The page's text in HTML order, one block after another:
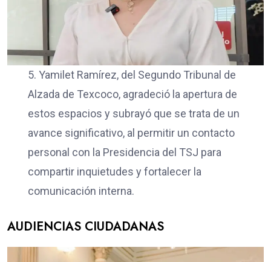
5. Yamilet Ramírez, del Segundo Tribunal de
Alzada de Texcoco, agradeció la apertura de
estos espacios y subrayó que se trata de un
avance significativo, al permitir un contacto
personal con la Presidencia del TSJ para
compartir inquietudes y fortalecer la
comunicación interna.
AUDIENCIAS CIUDADANAS